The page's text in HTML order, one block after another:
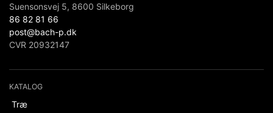
Suensonsvej 5, 8600 Silkeborg
86 82 81 66
post@bach-p.dk
CVR 20932147
KATALOG
Træ